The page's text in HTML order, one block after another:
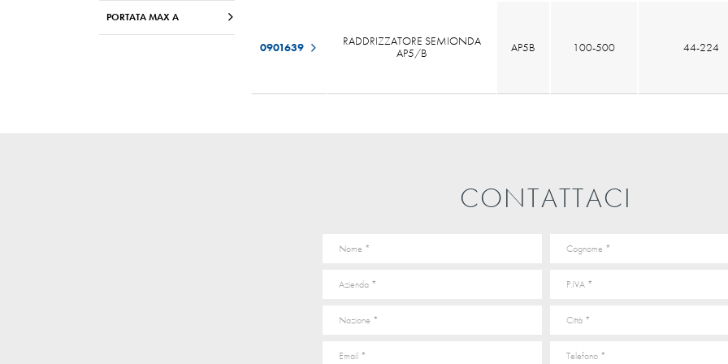
PORTATA MAX A
0901639
RADDRIZZATORE SEMIONDA
AP5/B
AP5B 100-500 44-224
CONTATTACI